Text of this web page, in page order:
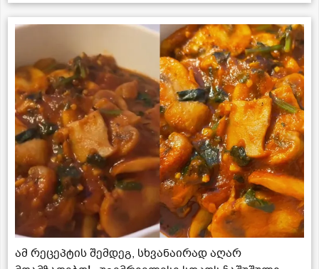
ამ რეცეპტის შემდეგ, სხვანაირად აღარ